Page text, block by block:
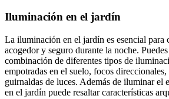
Iluminación en el jardín
La iluminación en el jardín es esencial para
acogedor y seguro durante la noche.
combinación de diferentes tipos de
empotradas en el suelo, focos direccionales,
guirnaldas de luces. Además de iluminar el
en el jardín puede resaltar características